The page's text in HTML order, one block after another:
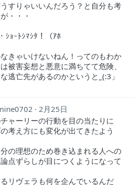
すりゃいいんだろう？と自分も考
・・・
ｼｮｰﾄｼﾏｼﾀ！（ｱﾎ
きゃいけないねん！ってのもわか
被害妄想と悪意に満ちてて危険、
逃亡先があるのかというと_(:3」
2月25日
ャーリーの行動を目の当たりに
考え方にも変化が出てきたよう
の理想のため巻き込まれる人への
点ずらしが目につくようになって
リヴェラも何を企んでいるんだ